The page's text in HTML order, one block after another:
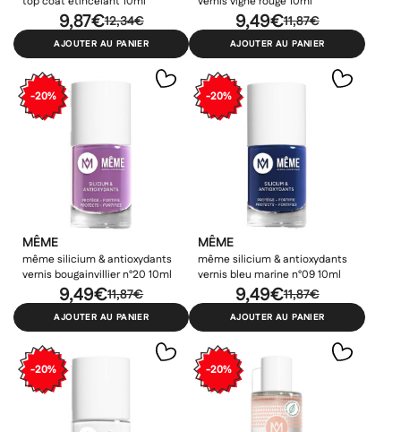
12,34€
9,87€
AJOUTER AU PANIER
11,87€
9,49€
AJOUTER AU PANIER
-20%
MÊME
même silicium & antioxydants
vernis bougainvillier n°20 10ml
11,87€
9,49€
AJOUTER AU PANIER
-20%
MÊME
même silicium & antioxydants
vernis bleu marine n°09 10ml
11,87€
9,49€
AJOUTER AU PANIER
-20% -20%